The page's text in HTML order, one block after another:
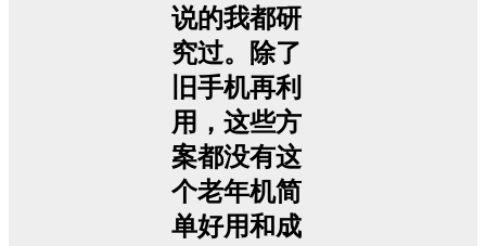
说的我都研
究过。除了
旧手机再利
用，这些方
案都没有这
个老年机简
单好用和成